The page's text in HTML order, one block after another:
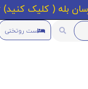
( کلیک کنید) 09218315396
ست روتختی